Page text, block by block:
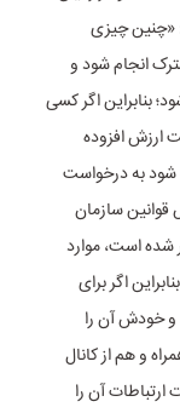
«چنین چیزی
انجام شود و
بنابراین اگر کسی
ارزش افزوده
شود به درخواست
سازمان
شده است، موارد
اگر برای
و خودش آن را
و هم از کانال
ارتباطات آن را